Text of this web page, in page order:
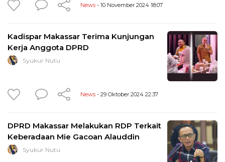
News - 10 November 2024 18:07
Kadispar Makassar Terima Kunjungan
Kerja Anggota DPRD
Syukur Nutu
News - 29 Oktober 2024 22:37
DPRD Makassar Melakukan RDP Terkait
Keberadaan Mie Gacoan Alauddin
Syukur Nutu